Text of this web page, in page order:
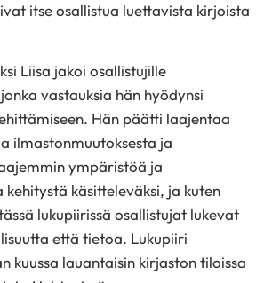
itse osallistua luettavista kirjoista
Liisa jakoi osallistujille
vastauksia hän hyödynsi
Hän päätti laajentaa
ilmastonmuutoksesta ja
ympäristöä ja
kehitystä käsitteleväksi, ja kuten
lukupiirissä osallistujat lukevat
että tietoa. Lukupiiri
kuussa lauantaisin kirjaston tiloissa